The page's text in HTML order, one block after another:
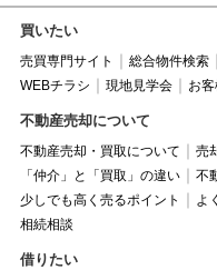
買いたい
売買専門サイト 総合物件検索
WEBチラシ
現地見学会 お客
不動産売却について
不動産売却・買取について 売
「仲介」と「買取」の違い
不
少しでも高く売るポイント
よ
相続相談
借りたい